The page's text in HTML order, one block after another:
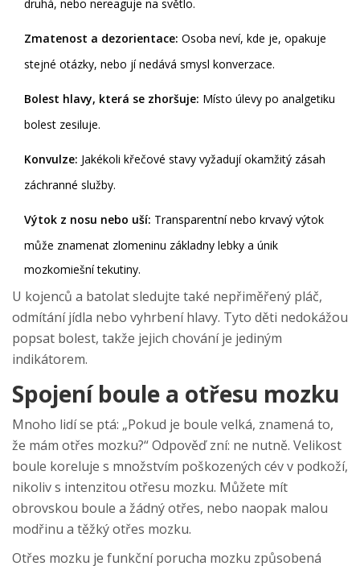
druhá, nebo nereaguje na světlo.
Zmatenost a dezorientace: Osoba neví, kde je, opakuje
stejné otázky, nebo jí nedává smysl konverzace.
Bolest hlavy, která se zhoršuje: Místo úlevy po analgetiku
bolest zesiluje.
Konvulze: Jakékoli křečové stavy vyžadují okamžitý zásah
záchranné služby.
Výtok z nosu nebo uší: Transparentní nebo krvavý výtok
může znamenat zlomeninu základny lebky a únik
mozkomiešní tekutiny.
U kojenců a batolat sledujte také nepřiměřený pláč,
odmítání jídla nebo vyhrbení hlavy. Tyto děti nedokážou
popsat bolest, takže jejich chování je jediným
indikátorem.
Spojení boule a otřesu mozku
Mnoho lidí se ptá: „Pokud je boule velká, znamená to,
že mám otřes mozku?“ Odpověď zní: ne nutně. Velikost
boule koreluje s množstvím poškozených cév v podkoží,
nikoliv s intenzitou otřesu mozku. Můžete mít
obrovskou boule a žádný otřes, nebo naopak malou
modřinu a těžký otřes mozku.
Otřes mozku je funkční porucha mozku způsobená